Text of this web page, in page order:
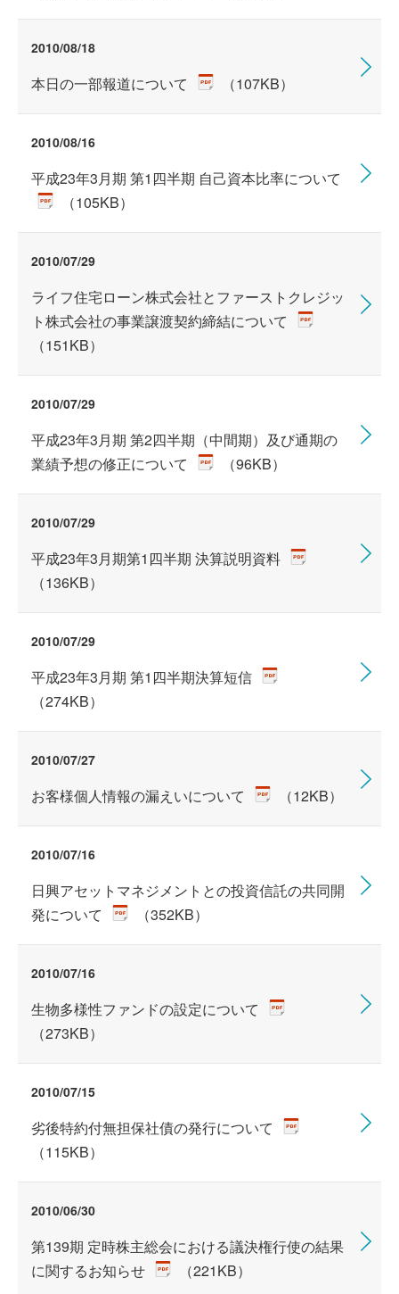
2010/08/18
本日の一部報道について （107KB）
2010/08/16
平成23年3月期 第1四半期 自己資本比率について
（105KB）
2010/07/29
ライフ住宅ローン株式会社とファーストクレジッ
ト株式会社の事業譲渡契約締結について
（151KB）
2010/07/29
平成23年3月期 第2四半期（中間期）及び通期の
業績予想の修正について
（96KB）
2010/07/29
平成23年3月期第1四半期 決算説明資料
（136KB）
2010/07/29
平成23年3月期 第1四半期決算短信
（274KB）
2010/07/27
お客様個人情報の漏えいについて （12KB）
2010/07/16
日興アセットマネジメントとの投資信託の共同開
発について
（352KB）
2010/07/16
生物多様性ファンドの設定について
（273KB）
2010/07/15
劣後特約付無担保社債の発行について
（115KB）
2010/06/30
第139期 定時株主総会における議決権行使の結果
に関するお知らせ
（221KB）